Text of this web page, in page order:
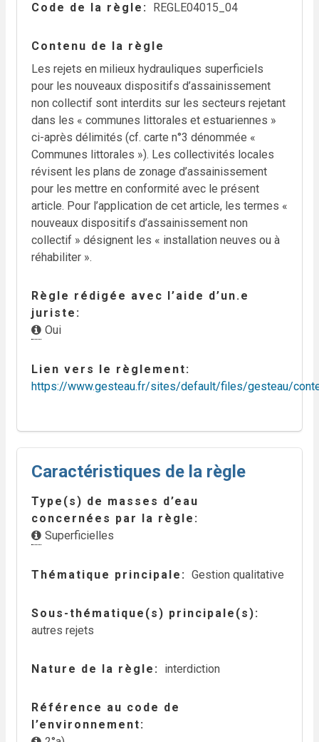
Code de la règle REGLE04015_04
Contenu de la règle
Les rejets en milieux hydrauliques superficiels
pour les nouveaux dispositifs d’assainissement
non collectif sont interdits sur les secteurs rejetant
dans les « communes littorales et estuariennes »
ci-après délimités (cf. carte n°3 dénommée «
Communes littorales »). Les collectivités locales
révisent les plans de zonage d’assainissement
pour les mettre en conformité avec le présent
article. Pour l’application de cet article, les termes «
nouveaux dispositifs d’assainissement non
collectif » désignent les « installation neuves ou à
réhabiliter ».
Règle rédigée avec l’aide d’un.e
juriste
Oui
Lien vers le règlement
https://www.gesteau.fr/sites/default/files/gesteau/
Caractéristiques de la règle
Type(s) de masses d’eau
concernées par la règle
Superficielles
Thématique principale Gestion qualitative
Sous-thématique(s) principale(s)
autres rejets
Nature de la règle interdiction
Référence au code de
l’environnement